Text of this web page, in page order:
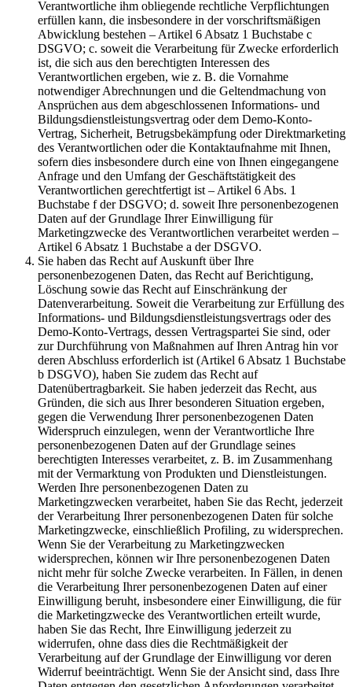
Verantwortliche ihm obliegende rechtliche Verpflichtungen
erfüllen kann, die insbesondere in der vorschriftsmäßigen
Abwicklung bestehen – Artikel 6 Absatz 1 Buchstabe c
DSGVO; c. soweit die Verarbeitung für Zwecke erforderlich
ist, die sich aus den berechtigten Interessen des
Verantwortlichen ergeben, wie z. B. die Vornahme
notwendiger Abrechnungen und die Geltendmachung von
Ansprüchen aus dem abgeschlossenen Informations- und
Bildungsdienstleistungsvertrag oder dem Demo-Konto-
Vertrag, Sicherheit, Betrugsbekämpfung oder Direktmarketing
des Verantwortlichen oder die Kontaktaufnahme mit Ihnen,
sofern dies insbesondere durch eine von Ihnen eingegangene
Anfrage und den Umfang der Geschäftstätigkeit des
Verantwortlichen gerechtfertigt ist – Artikel 6 Abs. 1
Buchstabe f der DSGVO; d. soweit Ihre personenbezogenen
Daten auf der Grundlage Ihrer Einwilligung für
Marketingzwecke des Verantwortlichen verarbeitet werden –
Artikel 6 Absatz 1 Buchstabe a der DSGVO.
Sie haben das Recht auf Auskunft über Ihre
personenbezogenen Daten, das Recht auf Berichtigung,
Löschung sowie das Recht auf Einschränkung der
Datenverarbeitung. Soweit die Verarbeitung zur Erfüllung des
Informations- und Bildungsdienstleistungsvertrags oder des
Demo-Konto-Vertrags, dessen Vertragspartei Sie sind, oder
zur Durchführung von Maßnahmen auf Ihren Antrag hin vor
deren Abschluss erforderlich ist (Artikel 6 Absatz 1 Buchstabe
b DSGVO), haben Sie zudem das Recht auf
Datenübertragbarkeit. Sie haben jederzeit das Recht, aus
Gründen, die sich aus Ihrer besonderen Situation ergeben,
gegen die Verwendung Ihrer personenbezogenen Daten
Widerspruch einzulegen, wenn der Verantwortliche Ihre
personenbezogenen Daten auf der Grundlage seines
berechtigten Interesses verarbeitet, z. B. im Zusammenhang
mit der Vermarktung von Produkten und Dienstleistungen.
Werden Ihre personenbezogenen Daten zu
Marketingzwecken verarbeitet, haben Sie das Recht, jederzeit
der Verarbeitung Ihrer personenbezogenen Daten für solche
Marketingzwecke, einschließlich Profiling, zu widersprechen.
Wenn Sie der Verarbeitung zu Marketingzwecken
widersprechen, können wir Ihre personenbezogenen Daten
nicht mehr für solche Zwecke verarbeiten. In Fällen, in denen
die Verarbeitung Ihrer personenbezogenen Daten auf einer
Einwilligung beruht, insbesondere einer Einwilligung, die für
die Marketingzwecke des Verantwortlichen erteilt wurde,
haben Sie das Recht, Ihre Einwilligung jederzeit zu
widerrufen, ohne dass dies die Rechtmäßigkeit der
Verarbeitung auf der Grundlage der Einwilligung vor deren
Widerruf beeinträchtigt. Wenn Sie der Ansicht sind, dass Ihre